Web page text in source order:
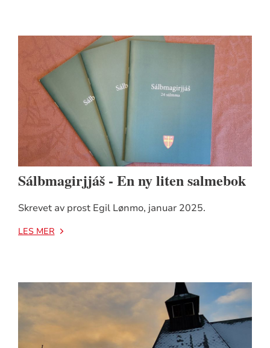
Sálbmagirjjáš - En ny liten salmebok
Skrevet av prost Egil Lønmo, januar 2025.
LES MER